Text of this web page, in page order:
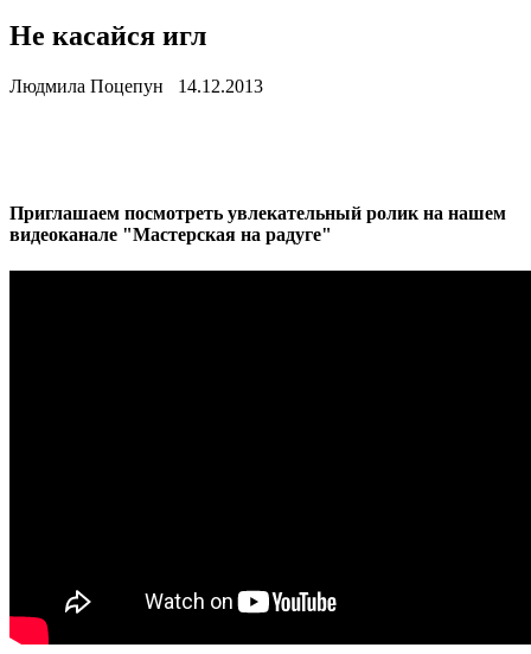
Не касайся игл
Людмила Поцепун 14.12.2013
Приглашаем посмотреть увлекательный ролик на нашем
видеоканале "Мастерская на радуге"